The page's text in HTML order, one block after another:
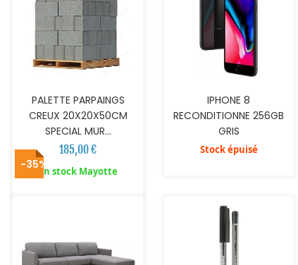
PALETTE PARPAINGS
CREUX 20X20X50CM
SPECIAL MUR...
185,00 €
En stock Mayotte
IPHONE 8
RECONDITIONNE 256GB
GRIS
Stock épuisé
-35% AJOUTER AU PANIER